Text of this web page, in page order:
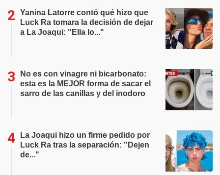
Yanina Latorre contó qué hizo que
Luck Ra tomara la decisión de dejar
a La Joaqui: "Ella lo..."
No es con vinagre ni bicarbonato:
esta es la MEJOR forma de sacar el
sarro de las canillas y del inodoro
La Joaqui hizo un firme pedido por
Luck Ra tras la separación: "Dejen
de..."